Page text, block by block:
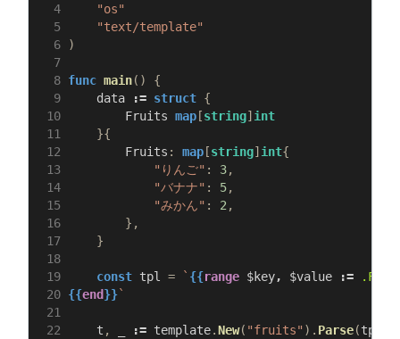
"os"
"text/template"
)
func main()
{
data
:= struct {
Fruits map [string] int
}{
Fruits : map [string] int{
"りんご" : 3,
"バナナ" : 5,
"みかん" : 2,
},
}
const tpl = ` {{range $key, $value :=
{{end}}`
t , := template.New( "fruits" ). Parse(tpl